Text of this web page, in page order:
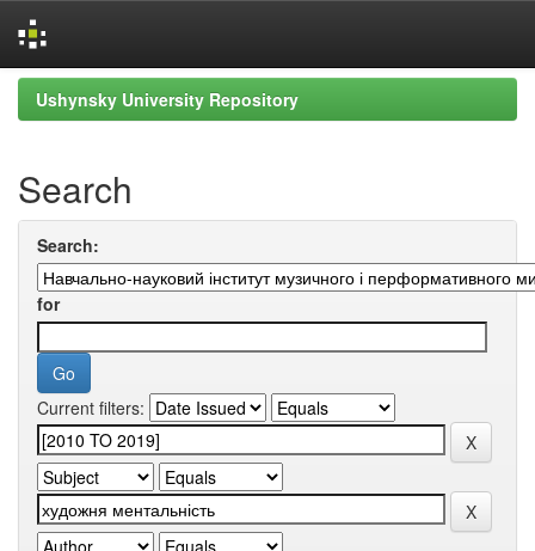
Skip
navigation
Ushynsky University Repository
Search
Search:
for
Current filters: